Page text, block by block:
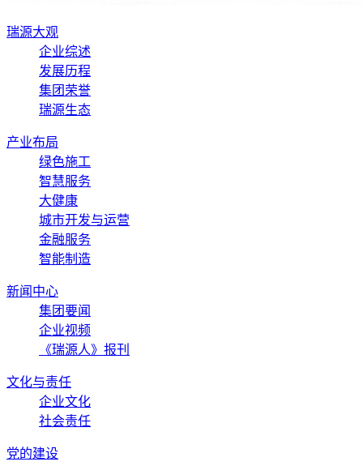
瑞源大观
企业综述
发展历程
集团荣誉
瑞源生态
产业布局
绿色施工
智慧服务
大健康
城市开发与运营
金融服务
智能制造
新闻中心
集团要闻
企业视频
《瑞源人》报刊
文化与责任
企业文化
社会责任
党的建设